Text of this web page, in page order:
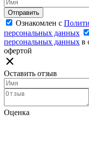
Отправить
Ознакомлен с
персональных данных
персональных данных в
офертой
Оставить отзыв
Оценка